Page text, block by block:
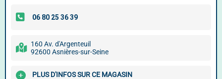
160 Av. d'Argenteuil
92600 Asnières-sur-Seine
PLUS D'INFOS SUR CE MAGASIN